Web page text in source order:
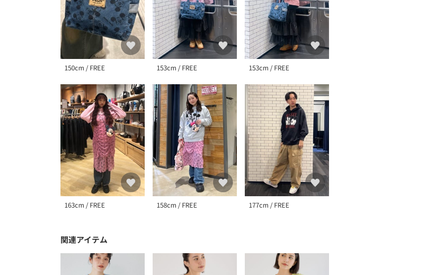
150cm / FREE 153cm / FREE 153cm / FREE
163cm / FREE 158cm / FREE 177cm / FREE
関連アイテム